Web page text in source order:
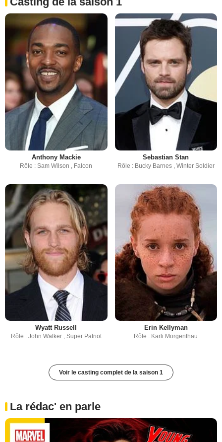
Anthony Mackie
Rôle : Sam Wilson , Falcon
Sebastian Stan
Rôle : Bucky Barnes , Winter Soldier
Wyatt Russell
Rôle : John Walker , Super Patriot
Erin Kellyman
Rôle : Karli Morgenthau
Voir le casting complet de la saison 1
La rédac' en parle